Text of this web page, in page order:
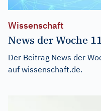
Wissenschaft
News der Woche
Der Beitrag News der
auf wissenschaft.de.